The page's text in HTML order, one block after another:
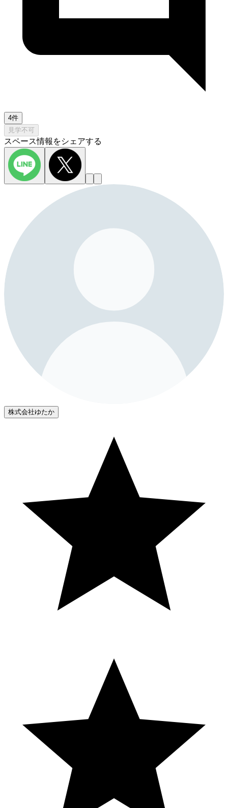
4件
見学不可
スペース情報をシェアする
株式会社ゆたか